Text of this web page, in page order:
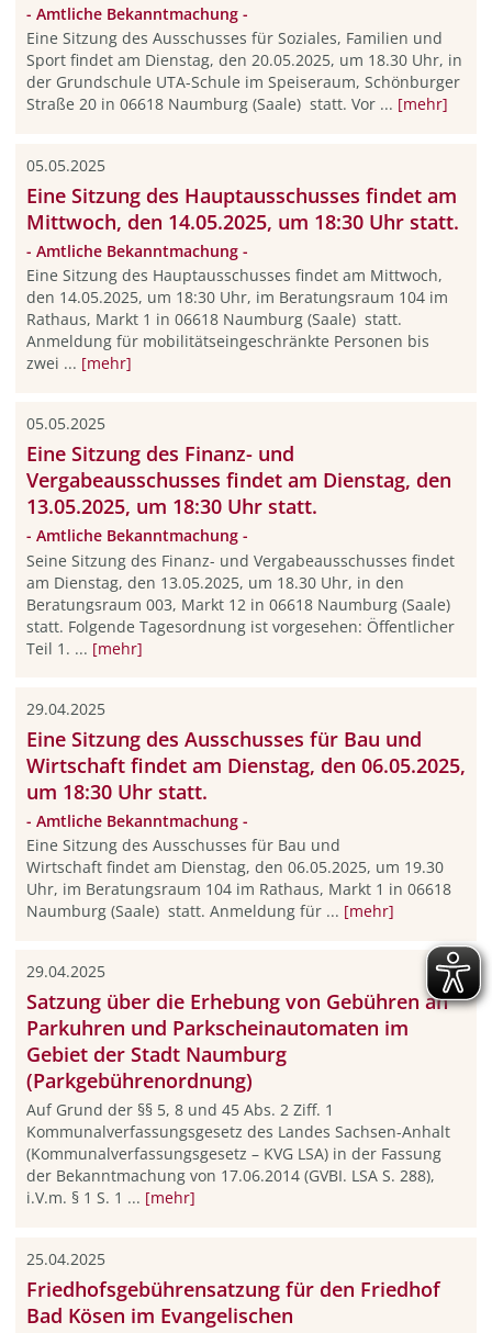
- Amtliche Bekanntmachung -
Eine Sitzung des Ausschusses für Soziales, Familien und
Sport findet am Dienstag, den 20.05.2025, um 18.30 Uhr, in
der Grundschule UTA-Schule im Speiseraum, Schönburger
Straße 20 in 06618 Naumburg (Saale) statt. Vor ... [mehr]
05.05.2025
Eine Sitzung des Hauptausschusses findet am
Mittwoch, den 14.05.2025, um 18:30 Uhr statt.
- Amtliche Bekanntmachung -
Eine Sitzung des Hauptausschusses findet am Mittwoch,
den 14.05.2025, um 18:30 Uhr, im Beratungsraum 104 im
Rathaus, Markt 1 in 06618 Naumburg (Saale) statt.
Anmeldung für mobilitätseingeschränkte Personen bis
zwei ... [mehr]
05.05.2025
Eine Sitzung des Finanz- und
Vergabeausschusses findet am Dienstag, den
13.05.2025, um 18:30 Uhr statt.
- Amtliche Bekanntmachung -
Seine Sitzung des Finanz- und Vergabeausschusses findet
am Dienstag, den 13.05.2025, um 18.30 Uhr, in den
Beratungsraum 003, Markt 12 in 06618 Naumburg (Saale)
statt. Folgende Tagesordnung ist vorgesehen: Öffentlicher
Teil 1. ... [mehr]
29.04.2025
Eine Sitzung des Ausschusses für Bau und
Wirtschaft findet am Dienstag, den 06.05.2025,
um 18:30 Uhr statt.
- Amtliche Bekanntmachung -
Eine Sitzung des Ausschusses für Bau und
Wirtschaft findet am Dienstag, den 06.05.2025, um 19.30
Uhr, im Beratungsraum 104 im Rathaus, Markt 1 in 06618
Naumburg (Saale) statt. Anmeldung für ... [mehr]
29.04.2025
Satzung über die Erhebung von Gebühren an
Parkuhren und Parkscheinautomaten im
Gebiet der Stadt Naumburg
(Parkgebührenordnung)
Auf Grund der §§ 5, 8 und 45 Abs. 2 Ziff. 1
Kommunalverfassungsgesetz des Landes Sachsen-Anhalt
(Kommunalverfassungsgesetz – KVG LSA) in der Fassung
der Bekanntmachung von 17.06.2014 (GVBI. LSA S. 288),
i.V.m. § 1 S. 1 ... [mehr]
25.04.2025
Friedhofsgebührensatzung für den Friedhof
Bad Kösen im Evangelischen